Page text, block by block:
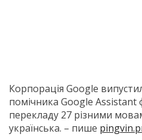
Корпорація Google
помічника Google Assistant
перекладу 27 різними
українська. – пише